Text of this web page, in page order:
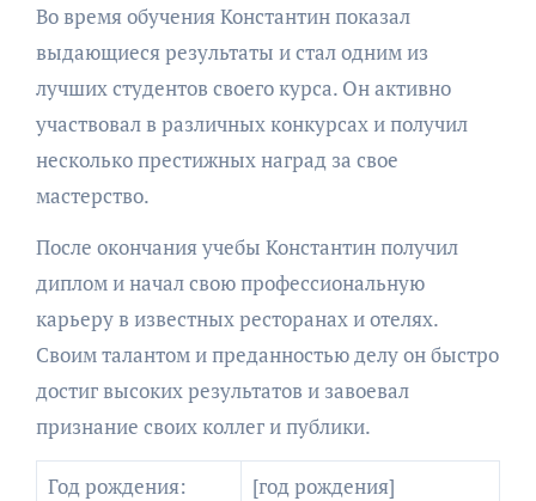
Во время обучения Константин показал
выдающиеся результаты и стал одним из
лучших студентов своего курса. Он активно
участвовал в различных конкурсах и получил
несколько престижных наград за свое
мастерство.
После окончания учебы Константин получил
диплом и начал свою профессиональную
карьеру в известных ресторанах и отелях.
Своим талантом и преданностью делу он быстро
достиг высоких результатов и завоевал
признание своих коллег и публики.
Год рождения:
[год рождения]